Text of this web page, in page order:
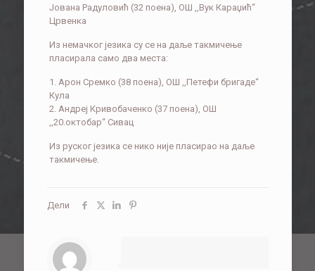
Јована Радуловић (32 поена), ОШ ,,Вук Караџић“
Црвенка
Из немачког језика су се на даље такмичење
пласирала само два места:
1. Арон Сремко (38 поена), ОШ ,,Петефи бригаде“
Кула
2. Андреј Кривобаченко (37 поена), ОШ
,,20.октобар“ Сивац
Из руског језика се нико није пласирао на даље
такмичење.
Дели